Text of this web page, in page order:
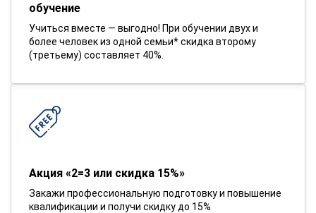
обучение
Учиться вместе — выгодно! При обучении двух и
более человек из одной семьи* скидка второму
(третьему) составляет 40%.
Акция «2=3 или скидка 15%»
Закажи профессиональную подготовку и повышение
квалификации и получи скидку до 15%